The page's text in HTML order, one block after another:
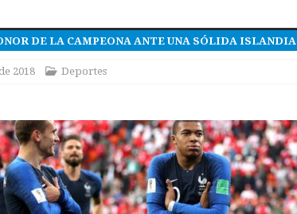
DE LA CAMPEONA ANTE UNA SÓLIDA ISLANDIA
2018 Deportes